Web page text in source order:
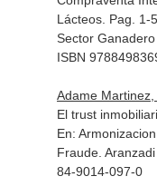
Lácteos. Pag. 1-
Sector Ganadero
ISBN
Adame
El trust
En:
Fraude.
84-9014-097-0